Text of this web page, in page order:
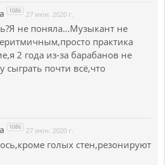
1086 27 июн. 2020 г.
не поняла…Музыкант не
практика
2 года из-за барабанов не
сыграть почти всё,что
1086 27 июн. 2020 г.
голых стен,резонируют